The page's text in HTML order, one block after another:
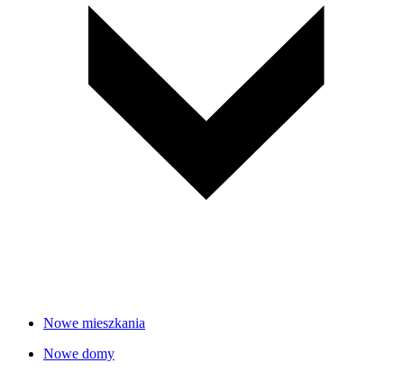
Nowe mieszkania
Nowe domy